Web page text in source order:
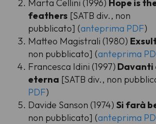
Marta Cellini (1996) Hope is
feathers [SATB div., non
pubblicato] (anteprima PDF)
Matteo Magistrali (1980)
non pubblicato] (anteprima
Francesca Idini (1997) Davanti
eterna [SATB div., non
PDF)
Davide Sanson (1974) Si farà
non pubblicato] (anteprima